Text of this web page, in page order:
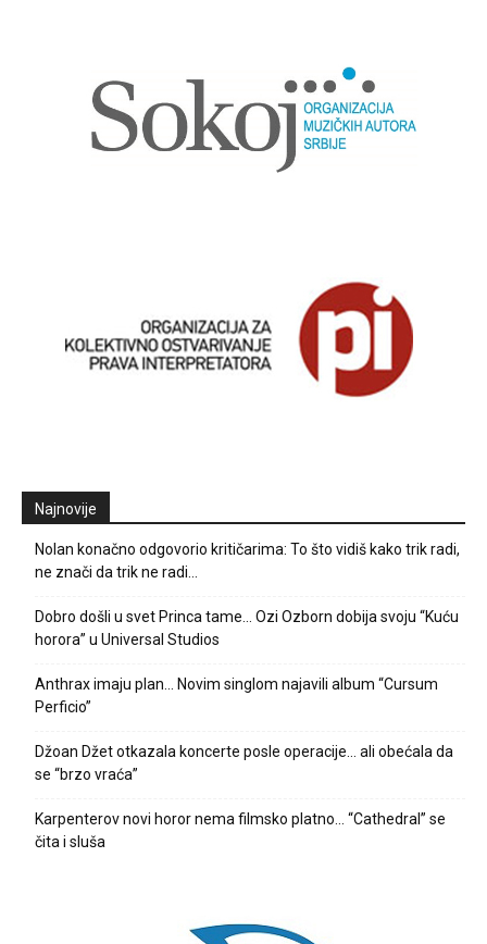
Najnovije
Nolan konačno odgovorio kritičarima: To što vidiš kako trik radi,
ne znači da trik ne radi…
Dobro došli u svet Princa tame… Ozi Ozborn dobija svoju “Kuću
horora” u Universal Studios
Anthrax imaju plan… Novim singlom najavili album “Cursum
Perficio”
Džoan Džet otkazala koncerte posle operacije… ali obećala da
se “brzo vraća”
Karpenterov novi horor nema filmsko platno… “Cathedral” se
čita i sluša